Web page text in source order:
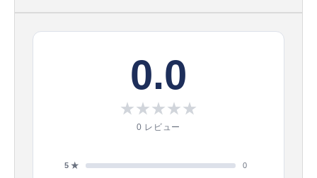
0.0
★★★★★
0 レビュー
5 ★ 0